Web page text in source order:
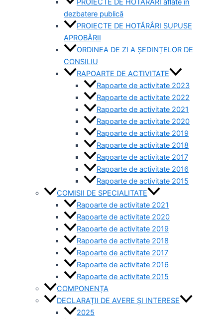
dezbatere publică
PROIECTE DE HOTĂRÂRI SUPUSE
APROBĂRII
ORDINEA DE ZI A ȘEDINȚELOR DE
CONSILIU
RAPOARTE DE ACTIVITATE
Rapoarte de activitate 2023
Rapoarte de activitate 2022
Rapoarte de activitate 2021
Rapoarte de activitate 2020
Rapoarte de activitate 2019
Rapoarte de activitate 2018
Rapoarte de activitate 2017
Rapoarte de activitate 2016
Rapoarte de activitate 2015
COMISII DE SPECIALITATE
Rapoarte de activitate 2021
Rapoarte de activitate 2020
Rapoarte de activitate 2019
Rapoarte de activitate 2018
Rapoarte de activitate 2017
Rapoarte de activitate 2016
Rapoarte de activitate 2015
COMPONENȚA
DECLARAȚII DE AVERE ȘI INTERESE
2025